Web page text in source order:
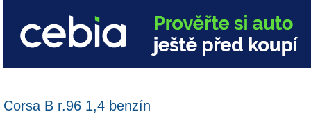
Corsa B r.96 1,4 benzín